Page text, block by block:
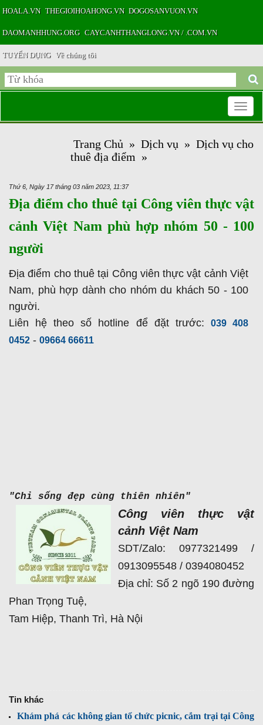
HOALA.VN THEGIOIHOAHONG.VN DOGOSANVUON.VN
DAOMANHHUNG.ORG CAYCANHTHANGLONG.VN / .COM.VN
TUYỂN DỤNG Về chúng tôi
Toggle
Trang Chủ » Dịch vụ » Dịch vụ cho
thuê địa điểm »
Thứ 6, Ngày 17 tháng 03 năm 2023, 11:37
Địa điểm cho thuê tại Công viên thực vật
cảnh Việt Nam phù hợp nhóm 50 - 100
người
Địa điểm cho thuê tại Công viên thực vật cảnh Việt
Nam, phù hợp dành cho nhóm du khách 50 - 100
người.
Liên hệ theo số hotline để đặt trước: 039 408
0452 - 09664 66611
"Chỉ sống đẹp cùng thiên nhiên"
Công viên thực vật
cảnh Việt Nam
SDT/Zalo: 0977321499 /
0913095548 / 0394080452
Địa chỉ: Số 2 ngõ 190 đường
Phan Trọng Tuệ,
Tam Hiệp, Thanh Trì, Hà Nội
Tin khác
Khám phá các không gian tổ chức picnic, cắm trại tại Công